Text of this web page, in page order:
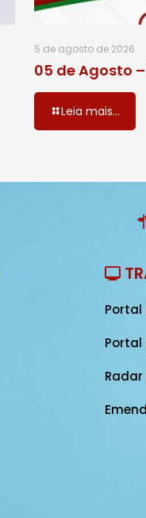
5 de agosto de 2026
05 de Agosto
Leia mais...
Portal